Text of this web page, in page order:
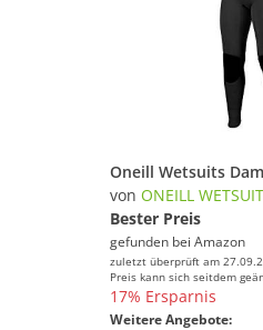
von ONEILL
Bester Preis
gefunden bei Amazon
zuletzt überprüft am
Preis kann sich seitdem
17% Ersparnis
Weitere Angebote: